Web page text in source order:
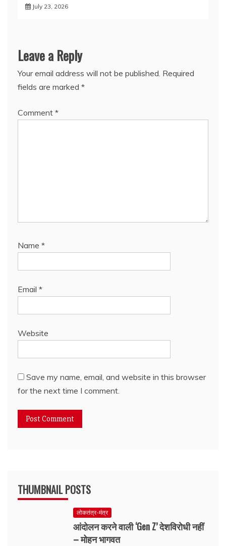
July 23, 2026
Leave a Reply
Your email address will not be published. Required
fields are marked *
Comment *
Name *
Email *
Website
Save my name, email, and website in this browser
for the next time I comment.
THUMBNAIL POSTS
लोकतंत्र-मंत्र
आंदोलन करने वाली ‘Gen Z’ देशविरोधी नहीं
– मोहन भागवत